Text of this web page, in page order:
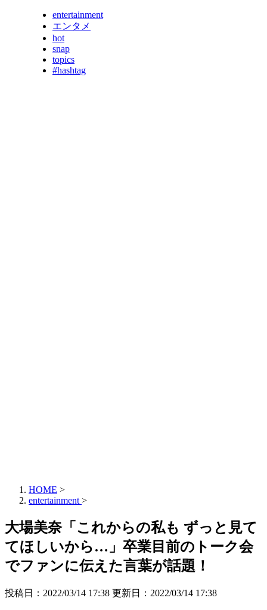
entertainment
エンタメ
hot
snap
topics
#hashtag
HOME >
entertainment >
大場美奈「これからの私も ずっと見て
てほしいから…」卒業目前のトーク会
でファンに伝えた言葉が話題！
投稿日：2022/03/14 17:38 更新日： 2022/03/14 17:38